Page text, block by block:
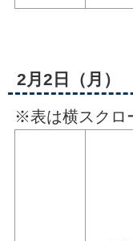
2月2日（月）
※表は横スクロ